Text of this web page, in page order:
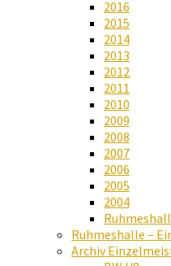
2016
2015
2014
2013
2012
2011
2010
2009
2008
2007
2006
2005
2004
Ruhmeshalle –
Archiv